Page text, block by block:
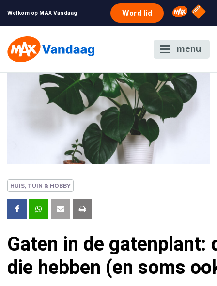
Welkom op MAX Vandaag Word lid Omroep
NPO
menu
HUIS, TUIN & HOBBY
Gaten in de gatenplant:
die hebben (en soms